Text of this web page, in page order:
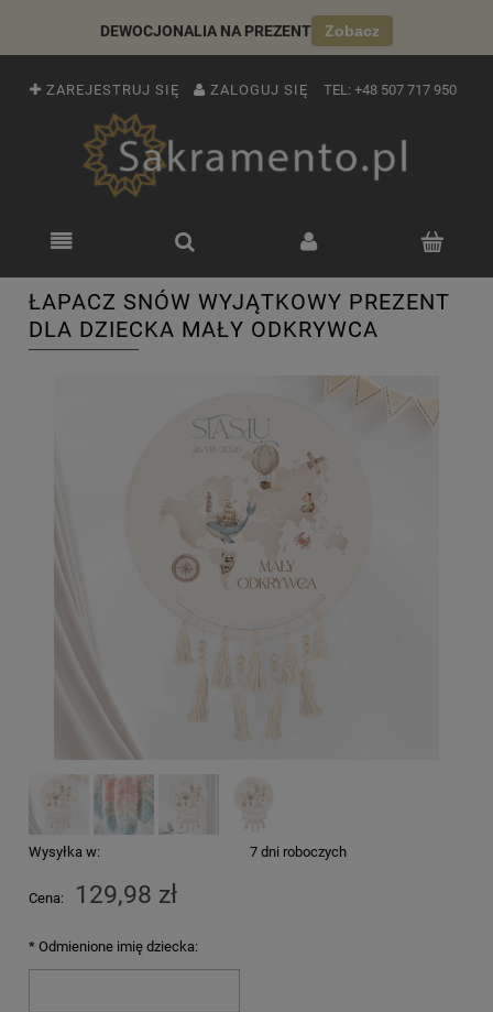
DEWOCJONALIA NA PREZENT Zobacz
ZAREJESTRUJ SIĘ ZALOGUJ SIĘ TEL: +48 507 717 950
ŁAPACZ SNÓW WYJĄTKOWY PREZENT
DLA DZIECKA MAŁY ODKRYWCA
Wysyłka w: 7 dni roboczych
Cena: 129,98 zł
* Odmienione imię dziecka: